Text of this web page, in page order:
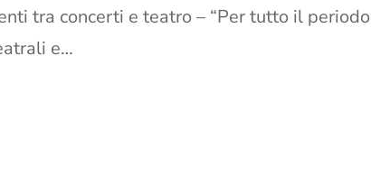
tra concerti e teatro – “Per tutto il periodo
e…